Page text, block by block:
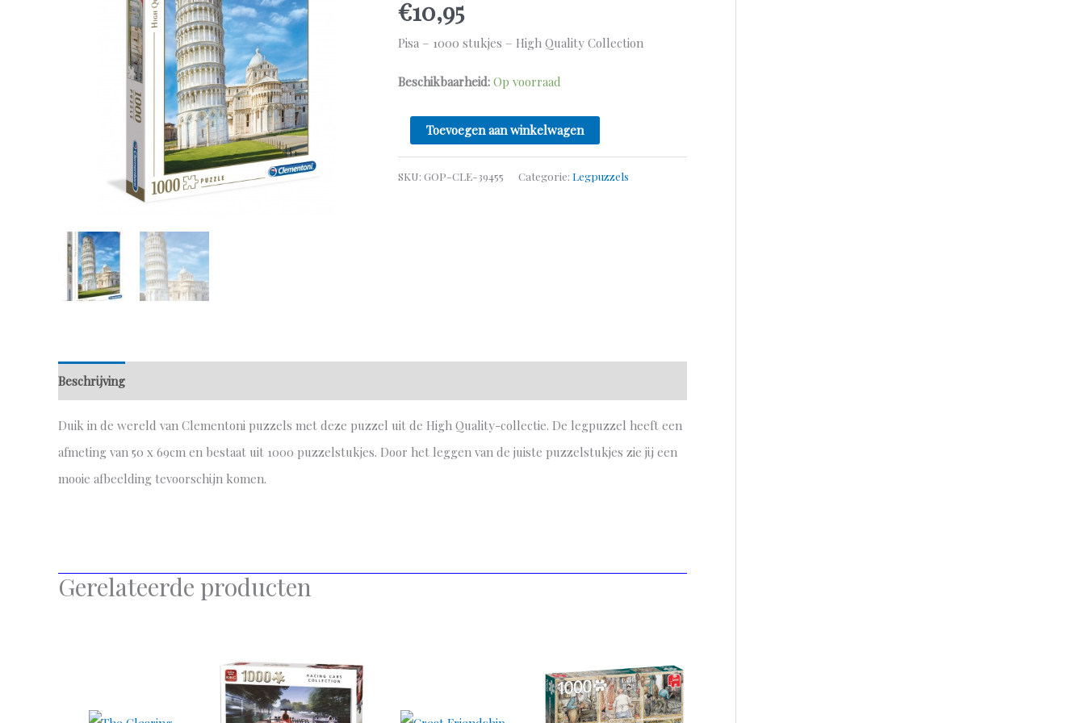
€10,95
Pisa – 1000 stukjes – High Quality Collection
Beschikbaarheid: Op voorraad
Toevoegen aan winkelwagen
SKU: GOP-CLE-39455 Categorie: Legpuzzels
Beschrijving
Duik in de wereld van Clementoni puzzels met deze puzzel uit de High Quality-collectie. De legpuzzel heeft een
afmeting van 50 x 69cm en bestaat uit 1000 puzzelstukjes. Door het leggen van de juiste puzzelstukjes zie jij een
mooie afbeelding tevoorschijn komen.
Gerelateerde producten